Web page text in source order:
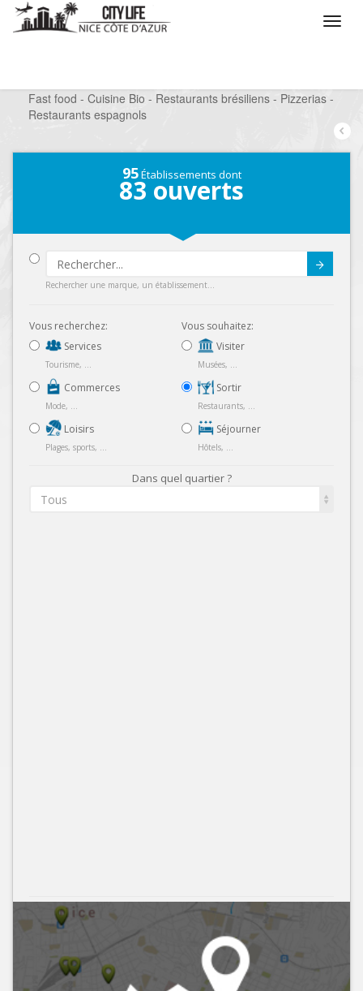
Fast food - Cuisine Bio - Restaurants brésiliens - Pizzerias -
Restaurants espagnols
95Établissements dont
83 ouverts
Rechercher une marque, un établissement...
Vous recherchez:
Services
Tourisme, ...
Commerces
Mode, ...
Loisirs
Plages, sports, ...
Vous souhaitez:
Visiter
Musées, ...
Sortir
Restaurants, ...
Séjourner
Hôtels, ...
Dans quel quartier ?
Tous